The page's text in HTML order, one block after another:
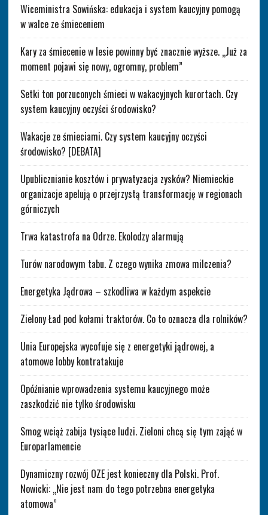
Wiceministra Sowińska: edukacja i system kaucyjny pomogą
w walce ze śmieceniem
Kary za śmiecenie w lesie powinny być znacznie wyższe. „Już za
moment pojawi się nowy, ogromny, problem”
Setki ton porzuconych śmieci w wakacyjnych kurortach. Czy
system kaucyjny oczyści środowisko?
Wakacje ze śmieciami. Czy system kaucyjny oczyści
środowisko? [DEBATA]
Upublicznianie kosztów i prywatyzacja zysków? Niemieckie
organizacje apelują o przejrzystą transformację w regionach
górniczych
Trwa katastrofa na Odrze. Ekolodzy alarmują
Turów narodowym tabu. Z czego wynika zmowa milczenia?
Energetyka Jądrowa – szkodliwa w każdym aspekcie
Zielony Ład pod kołami traktorów. Co to oznacza dla rolników?
Unia Europejska wycofuje się z energetyki jądrowej, a
atomowe lobby kontratakuje
Opóźnianie wprowadzenia systemu kaucyjnego może
zaszkodzić nie tylko środowisku
Smog wciąż zabija tysiące ludzi. Zieloni chcą się tym zająć w
Europarlamencie
Dynamiczny rozwój OZE jest konieczny dla Polski. Prof.
Nowicki: „Nie jest nam do tego potrzebna energetyka
atomowa”